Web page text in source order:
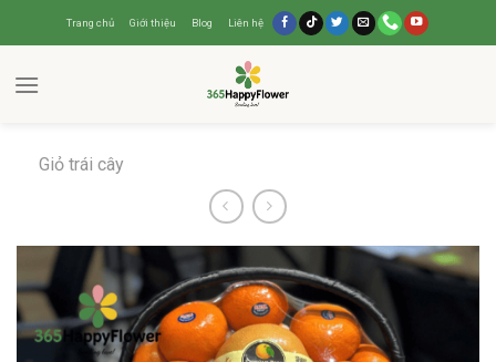
Trang chủ Giới thiệu Blog Liên hệ
Giỏ trái cây